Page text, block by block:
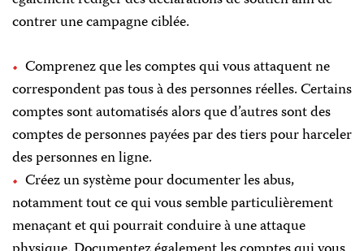
contrer une campagne ciblée.
Comprenez que les comptes qui vous attaquent ne
correspondent pas tous à des personnes réelles. Certains
comptes sont automatisés alors que d’autres sont des
comptes de personnes payées par des tiers pour harceler
des personnes en ligne.
Créez un système pour documenter les abus,
notamment tout ce qui vous semble particulièrement
menaçant et qui pourrait conduire à une attaque